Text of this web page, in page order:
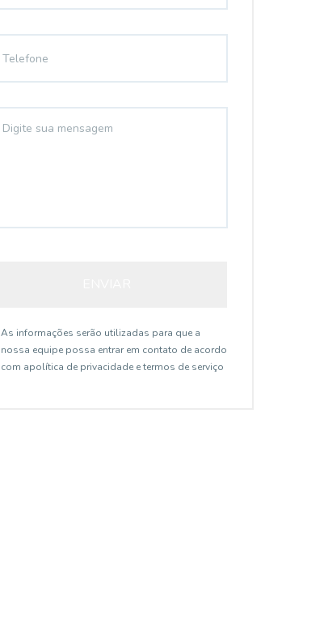
As informações serão utilizadas para que a
nossa equipe possa entrar em contato de acordo
com apolítica de privacidade e termos de serviço